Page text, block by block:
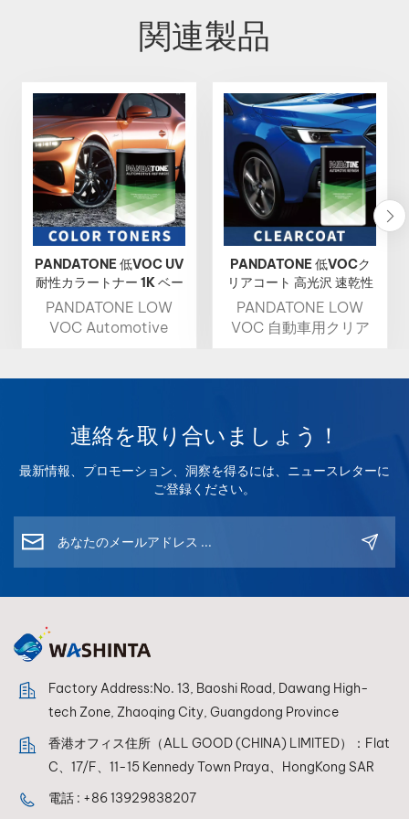
関連製品
PANDATONE 低VOC UV
耐性カラートナー 1K ベー
スコート
PANDATONE LOW
VOC Automotive
ョナルなカラーマッチ
ングに最適です。ブレ
ンドしやすく、安定し
た仕上がりを実現する
最適な互換性を持つよ
うに配合されており、
常に完璧な色再現を実
現します。
PANDATONE 低VOCク
リアコート 高光沢 速乾性
自動車補修用クリアコー
ト
PANDATONE LOW
VOC 自動車用クリア
性があり、簡単に塗布
できます。
連絡を取り合いましょう！
最新情報、プロモーション、洞察を得るには、ニュースレターに
ご登録ください。
Factory Address:No. 13, Baoshi Road, Dawang High-
tech Zone, Zhaoqing City, Guangdong Province
香港オフィス住所（ALL GOOD (CHINA) LIMITED）：Flat
C、17/F、11-15 Kennedy Town Praya、HongKong SAR
電話 : +86 13929838207